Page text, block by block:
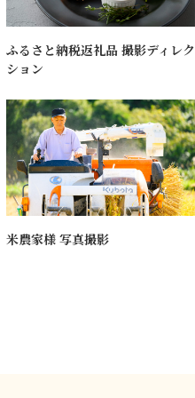
ふるさと納税返礼品 撮影ディレク
ション
米農家様 写真撮影